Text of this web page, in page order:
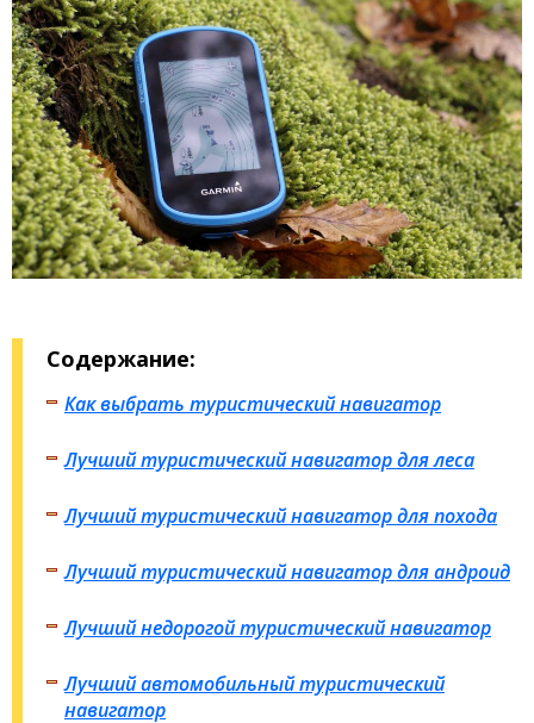
Содержание:
Как выбрать туристический навигатор
Лучший туристический навигатор для леса
Лучший туристический навигатор для похода
Лучший туристический навигатор для андроид
Лучший недорогой туристический навигатор
Лучший автомобильный туристический
навигатор